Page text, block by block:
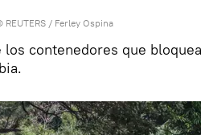
REUTERS / Ferley Ospina
los contenedores que